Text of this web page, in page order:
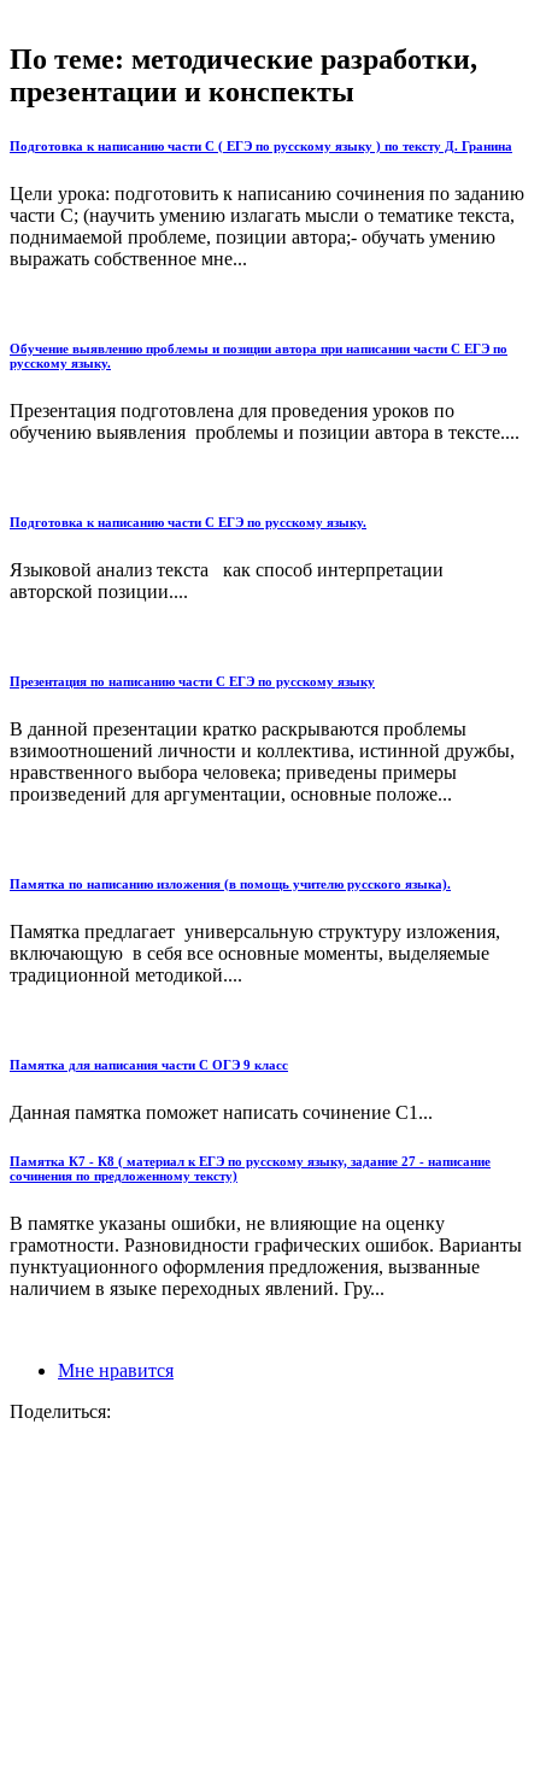
По теме: методические разработки,
презентации и конспекты
Подготовка к написанию части С ( ЕГЭ по русскому языку ) по тексту Д. Гранина
Цели урока: подготовить к написанию сочинения по заданию
части С; (научить умению излагать мысли о тематике текста,
поднимаемой проблеме, позиции автора;- обучать умению
выражать собственное мне...
Обучение выявлению проблемы и позиции автора при написании части С ЕГЭ по
русскому языку.
Презентация подготовлена для проведения уроков по
обучению выявления проблемы и позиции автора в тексте....
Подготовка к написанию части С ЕГЭ по русскому языку.
Языковой анализ текста как способ интерпретации
авторской позиции....
Презентация по написанию части С ЕГЭ по русскому языку
В данной презентации кратко раскрываются проблемы
взимоотношений личности и коллектива, истинной дружбы,
нравственного выбора человека; приведены примеры
произведений для аргументации, основные положе...
Памятка по написанию изложения (в помощь учителю русского языка).
Памятка предлагает универсальную структуру изложения,
включающую в себя все основные моменты, выделяемые
традиционной методикой....
Памятка для написания части С ОГЭ 9 класс
Данная памятка поможет написать сочинение С1...
Памятка К7 - К8 ( материал к ЕГЭ по русскому языку, задание 27 - написание
сочинения по предложенному тексту)
В памятке указаны ошибки, не влияющие на оценку
грамотности. Разновидности графических ошибок. Варианты
пунктуационного оформления предложения, вызванные
наличием в языке переходных явлений. Гру...
Мне нравится
Поделиться: